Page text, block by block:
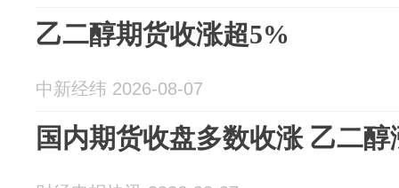
乙二醇期货收涨超5%
中新经纬 2026-08-07
国内期货收盘多数收涨 乙二